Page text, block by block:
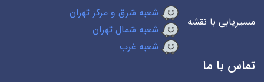
مسیریابی با نقشه
شعبه شرق و مرکز تهران
شعبه شمال تهران
شعبه غرب
تماس با ما